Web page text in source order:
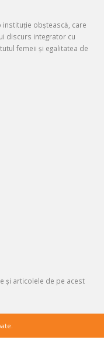
obștească, care
discurs integrator cu
femeii și egalitatea de
și articolele de pe acest